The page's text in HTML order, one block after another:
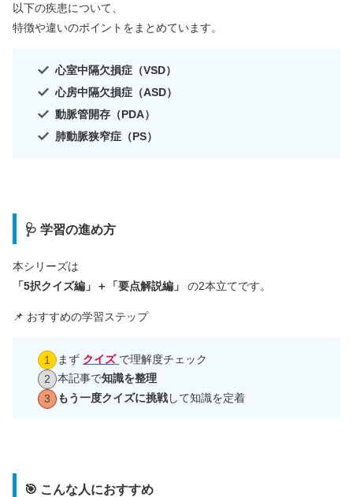
以下の疾患について、
特徴や違いのポイントをまとめています。
心室中隔欠損症（VSD）
心房中隔欠損症（ASD）
動脈管開存（PDA）
肺動脈狭窄症（PS）
🩺 学習の進め方
本シリーズは
「5択クイズ編」＋「要点解説編」
の2本立てです。
📌 おすすめの学習ステップ
まず クイズ で理解度チェック
本記事で知識を整理
もう一度クイズに挑戦して知識を定着
🎯 こんな人におすすめ